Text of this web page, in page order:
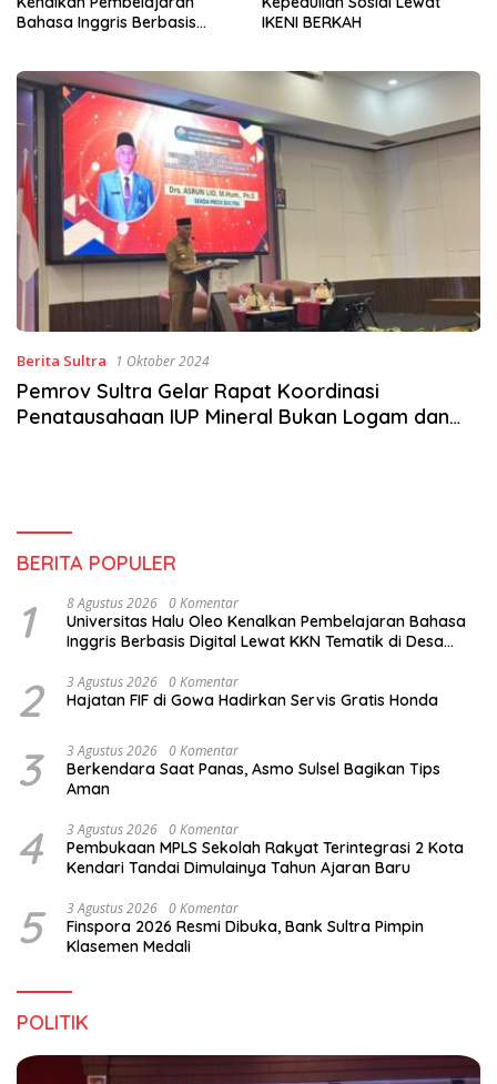
IKENI BERKAH
BWS Sulawesi IV Perkuat
Berita Sultra 1 Oktober 2024
Pemrov Sultra Gelar Rapat Koordinasi
Penatausahaan IUP Mineral Bukan Logam dan
BERITA POPULER
1 8 Agustus 2026 0 Komentar
Universitas Halu Oleo Kenalkan Pembelajaran Bahasa
Inggris Berbasis Digital Lewat KKN Tematik di Desa
2 3 Agustus 2026 0 Komentar
Hajatan FIF di Gowa Hadirkan Servis Gratis Honda
3 3 Agustus 2026 0 Komentar
Berkendara Saat Panas, Asmo Sulsel Bagikan Tips
Aman
4 3 Agustus 2026 0 Komentar
Pembukaan MPLS Sekolah Rakyat Terintegrasi 2 Kota
Kendari Tandai Dimulainya Tahun Ajaran Baru
5 3 Agustus 2026 0 Komentar
Finspora 2026 Resmi Dibuka, Bank Sultra Pimpin
Klasemen Medali
POLITIK